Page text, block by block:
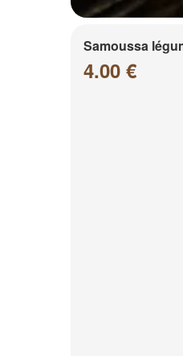
Samoussa
4.00 €